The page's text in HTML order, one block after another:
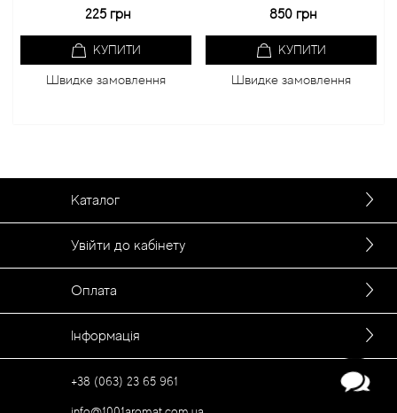
225 грн
КУПИТИ
Швидке замовлення
850 грн
КУПИТИ
Швидке замовлення
Каталог
Увійти до кабінету
Оплата
Інформація
+38 (063) 23 65 961